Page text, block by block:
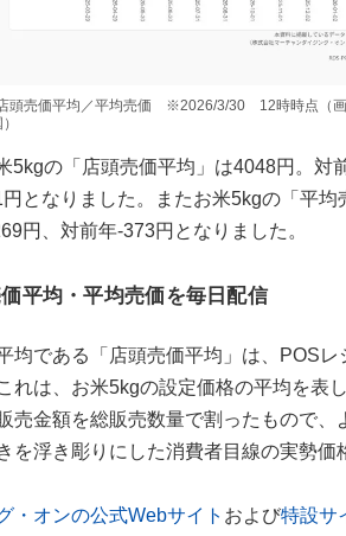
頭売価平均／平均売価 ※2026/3/30 12時時点（画
5kgの「店頭売価平均」は4048円。対
となりました。またお米5kgの「平
円、対前年-373円となりました。
平均・平均売価を毎日配信
均である「店頭売価平均」は、POS
れは、お米5kgの設定価格の平均を表
売金額を総販売数量で割ったもので
を浮き彫りにした消費者目線の実勢価
・オンの公式Webサイト および特設サ